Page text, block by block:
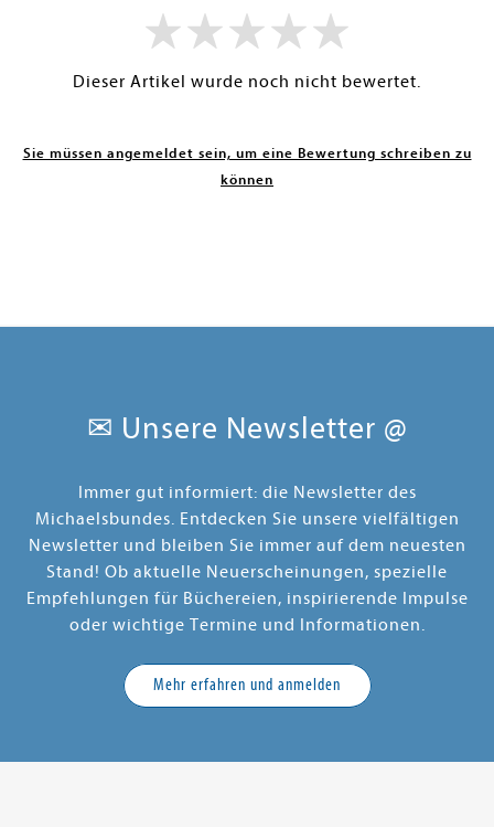
Dieser Artikel wurde noch nicht bewertet.
Sie müssen angemeldet sein, um eine Bewertung schreiben zu
können
✉ Unsere Newsletter @
Immer gut informiert: die Newsletter des
Michaelsbundes. Entdecken Sie unsere vielfältigen
Newsletter und bleiben Sie immer auf dem neuesten
Stand! Ob aktuelle Neuerscheinungen, spezielle
Empfehlungen für Büchereien, inspirierende Impulse
oder wichtige Termine und Informationen.
Mehr erfahren und anmelden